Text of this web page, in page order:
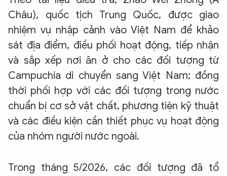
Châu), quốc tịch Trung Quốc, được giao
nhiệm vụ nhập cảnh vào Việt Nam để khảo
sát địa điểm, điều phối hoạt động, tiếp nhận
và sắp xếp nơi ăn ở cho các đối tượng từ
Campuchia di chuyển sang Việt Nam; đồng
thời phối hợp với các đối tượng trong nước
chuẩn bị cơ sở vật chất, phương tiện kỹ thuật
và các điều kiện cần thiết phục vụ hoạt động
của nhóm người nước ngoài.
Trong tháng 5/2026, các đối tượng đã tổ